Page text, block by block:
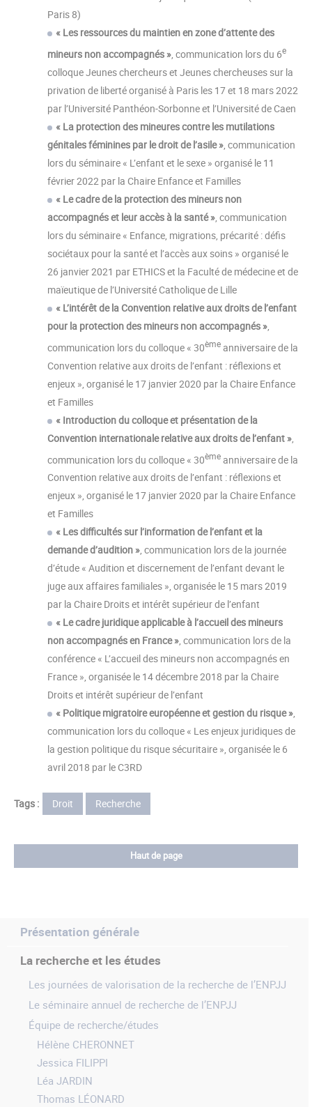
Paris 8)
« Les ressources du maintien en zone d’attente des
mineurs non accompagnés », communication lors du 6e
colloque Jeunes chercheurs et Jeunes chercheuses sur la
privation de liberté organisé à Paris les 17 et 18 mars 2022
par l’Université Panthéon-Sorbonne et l’Université de Caen
« La protection des mineures contre les mutilations
génitales féminines par le droit de l’asile », communication
lors du séminaire « L’enfant et le sexe » organisé le 11
février 2022 par la Chaire Enfance et Familles
« Le cadre de la protection des mineurs non
accompagnés et leur accès à la santé », communication
lors du séminaire « Enfance, migrations, précarité : défis
sociétaux pour la santé et l’accès aux soins » organisé le
26 janvier 2021 par ETHICS et la Faculté de médecine et de
maïeutique de l’Université Catholique de Lille
« L’intérêt de la Convention relative aux droits de l’enfant
pour la protection des mineurs non accompagnés »,
communication lors du colloque « 30ème anniversaire de la
Convention relative aux droits de l’enfant : réflexions et
enjeux », organisé le 17 janvier 2020 par la Chaire Enfance
et Familles
« Introduction du colloque et présentation de la
Convention internationale relative aux droits de l’enfant »
communication lors du colloque « 30ème anniversaire de la
Convention relative aux droits de l’enfant : réflexions et
enjeux », organisé le 17 janvier 2020 par la Chaire Enfance
et Familles
« Les difficultés sur l’information de l’enfant et la
demande d’audition », communication lors de la journée
d’étude « Audition et discernement de l’enfant devant le
juge aux affaires familiales », organisée le 15 mars 2019
par la Chaire Droits et intérêt supérieur de l’enfant
« Le cadre juridique applicable à l’accueil des mineurs
non accompagnés en France », communication lors de la
conférence « L’accueil des mineurs non accompagnés en
France », organisée le 14 décembre 2018 par la Chaire
Droits et intérêt supérieur de l’enfant
« Politique migratoire européenne et gestion du risque »,
communication lors du colloque « Les enjeux juridiques de
la gestion politique du risque sécuritaire », organisée le 6
avril 2018 par le C3RD
Tags : Droit Recherche
Haut de page
Présentation générale
La recherche et les études
Les journées de valorisation de la recherche de l’ENPJJ
Le séminaire annuel de recherche de l’ENPJJ
Équipe de recherche/études
Hélène CHERONNET
Jessica FILIPPI
Léa JARDIN
Thomas LÉONARD